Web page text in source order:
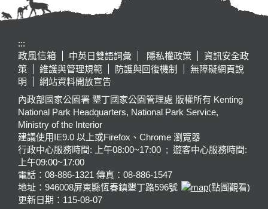
:::
政風信箱
中英日雙語詞彙 隱私權政策
資訊安全政
策
維護與管理規範 防護與回復機制
無障礙網頁說
明
網站資料開放宣告
內政部國家公園署 墾丁國家公園管理處 版權所有 Kenting
National Park Headquarters, National Park Service,
Ministry of the Interior
建議使用IE9.0 以上或Firefox、Chrome 瀏覽器
行政中心服務時間: 上午08:00~17:00 ; 遊客中心服務時間:
上午09:00~17:00
電話：08-886-1321 傳真：08-886-1547
地址：946008屏東縣恆春鎮墾丁路596號
(點圖觀看)
更新日期： 115-08-07